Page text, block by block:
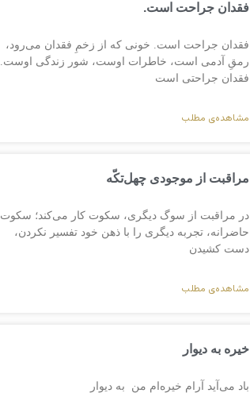
فقدان جراحت است.
فقدان جراحت است. خونی که از زخمِ فقدان می‌رود،
رمقِ آدمی است، خاطرات اوست، شور زندگی اوست.
فقدان جراحتی است
مشاهده‌ی مطلب
مراقبت از موجودی چهل‌تکّه
در مراقبت از سوگ دیگری، سکوت کار می‌کند؛ سکوت
حاضرانه، تجربه دیگری را با ذهن خود تفسیر نکردن،
دست کشیدن
مشاهده‌ی مطلب
خیره به دیوار
باد می‌آید آرام خیره‌ام من به دیوار